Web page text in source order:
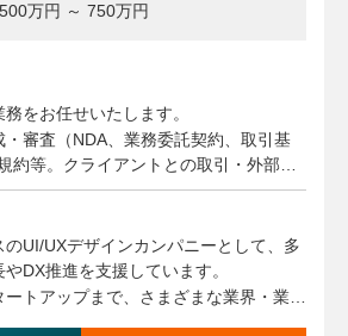
・発注・検収・変更管理まで含むライフ
ンス責任者として、国内外の大型ディ
ントを統括していただくことを期待し
の範囲】
の変化等により、会社の指示する職務
があります
500万円 ～ 750万円
をお任せいたします。
・審査（NDA、業務委託契約、取引基
約等。クライアントとの取引・外部委
バナンスと、扱う契約の種類は幅広く
対応
の管理、クライアントワークで創出し
登録支援など）
のUI/UXデザインカンパニーとして、多
DX推進を支援しています。
ートアップまで、さまざまな業界・業種